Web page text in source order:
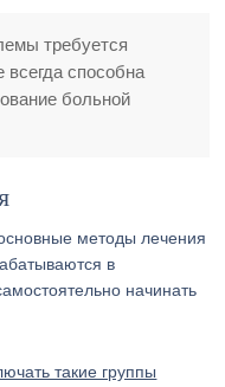
требуется
всегда способна
больной
методы лечения
в
начинать
такие группы